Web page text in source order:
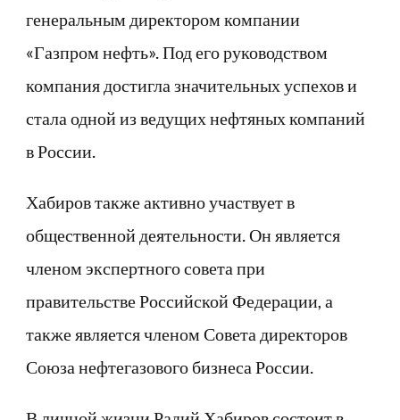
генеральным директором компании
«Газпром нефть». Под его руководством
компания достигла значительных успехов и
стала одной из ведущих нефтяных компаний
в России.
Хабиров также активно участвует в
общественной деятельности. Он является
членом экспертного совета при
правительстве Российской Федерации, а
также является членом Совета директоров
Союза нефтегазового бизнеса России.